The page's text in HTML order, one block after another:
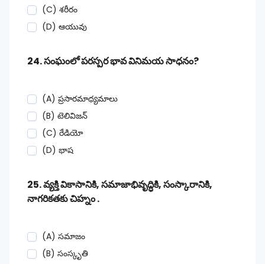
(C) శరీరం
(D) ఆయువు
24. సంఘంలో పరస్పర భావ వినిమయ సాధనం?
(A) ప్రసారమాధ్యమాలు
(B) టెలివిజన్
(C) రేడియో
(D) భాష
25. వ్యక్తి వికాసానికి, సమాజాభివృద్ధికి, సంస్కారానికి,
నాగరికతకు చిహ్నం .
(A) సమాజం
(B) సంస్కృతి